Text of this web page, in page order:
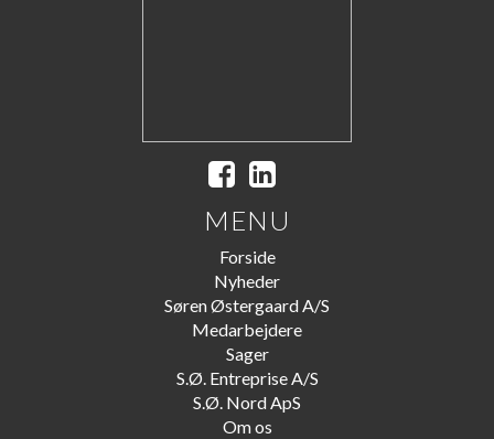
MENU
Forside
Nyheder
Søren Østergaard A/S
Medarbejdere
Sager
S.Ø. Entreprise A/S
S.Ø. Nord ApS
Om os